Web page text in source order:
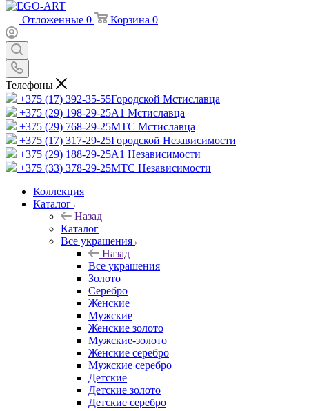
Отложенные 0 Корзина 0
Телефоны
+375 (17) 392-35-55Городской Мстиславца
+375 (29) 198-29-25A1 Мстиславца
+375 (29) 768-29-25МТС Мстиславца
+375 (17) 317-29-25Городской Независимости
+375 (29) 188-29-25A1 Независимости
+375 (33) 378-29-25МТС Независимости
Коллекция
Каталог
Назад
Каталог
Все украшения
Назад
Все украшения
Золото
Серебро
Женские
Мужские
Женские золото
Мужские-золото
Женские серебро
Мужские серебро
Детские
Детские золото
Детские серебро